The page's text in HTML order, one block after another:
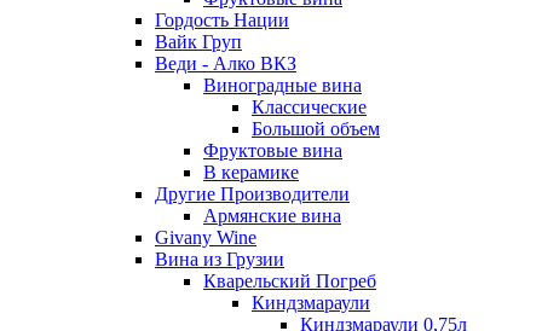
Гордость Нации
Вайк Груп
Веди - Алко ВКЗ
Виноградные вина
Классические
Большой объем
Фруктовые вина
В керамике
Другие Производители
Армянские вина
Givany Wine
Вина из Грузии
Кварельский Погреб
Киндзмараули
Киндзмараули 0,75л